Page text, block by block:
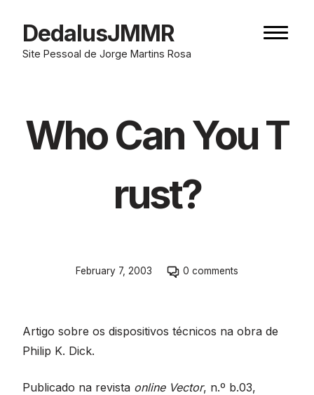
contentDedalusJMMR
Site Pessoal de Jorge Martins Rosa
Who Can You T
rust?
February 7, 2003 0 comments
Artigo sobre os dispositivos técnicos na obra de
Philip K. Dick.
Publicado na revista online Vector, n.º b.03,